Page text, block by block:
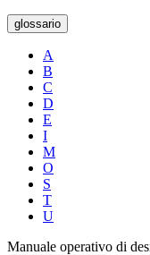
glossario
A
B
C
D
E
I
M
O
S
T
U
Manuale operativo di